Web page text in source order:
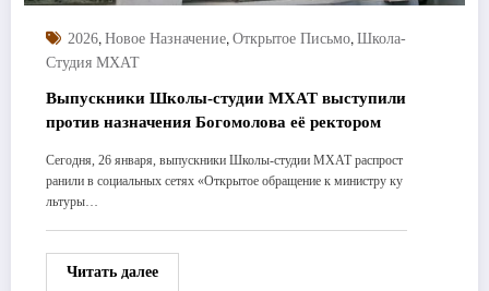
2026, Новое Назначение, Открытое Письмо, Школа-
Студия МХАТ
Выпускники Школы-студии МХАТ выступили
против назначения Богомолова её ректором
Сегодня, 26 января, выпускники Школы-студии МХАТ распрост
ранили в социальных сетях «Открытое обращение к министру ку
льтуры…
Читать далее